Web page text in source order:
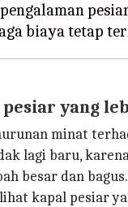
yang
minat
lagi baru,
besar dan bagus.
kapal pesiar